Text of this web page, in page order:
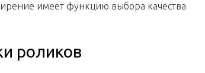
имеет функцию выбора качества
роликов